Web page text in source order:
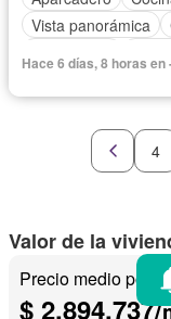
Vista panorámica
Hace 6 días, 8 horas en
4
Valor de la
Precio medio por
$ 2.894.737/